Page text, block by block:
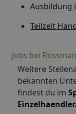
Ausbildung
Teilzeit
Jobs bei
Weitere
bekannten
findest du im